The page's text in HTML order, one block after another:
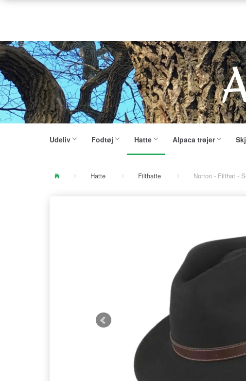
Udeliv Fodtøj Hatte Alpaca trøjer
Hatte Filthatte Norton - Filthat -